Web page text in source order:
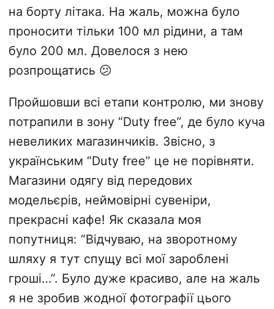
на борту літака. На жаль, можна було
проносити тільки 100 мл рідини, а там
було 200 мл. Довелося з нею
розпрощатись 😕
Пройшовши всі етапи контролю, ми знову
потрапили в зону “Duty free”, де було куча
невеликих магазинчиків. Звісно, з
українським “Duty free” це не порівняти.
Магазини одягу від передових
модельєрів, неймовірні сувеніри,
прекрасні кафе! Як сказала моя
попутниця: “Відчуваю, на зворотному
шляху я тут спущу всі мої зароблені
гроші…”. Було дуже красиво, але на жаль
я не зробив жодної фотографії цього